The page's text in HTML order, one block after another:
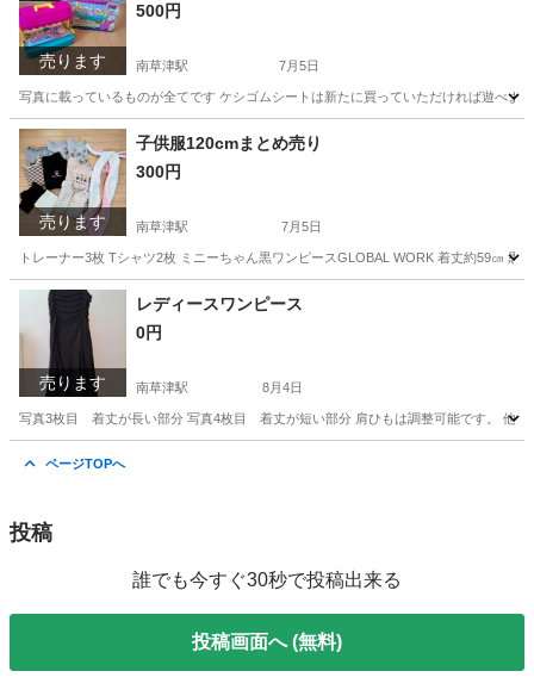
売ります
500円
南草津駅 7月5日
写真に載っているものが全てです ケシゴムシートは新たに買っていただければ遊べ
滋賀 草津市 南草津駅 おもちゃ シート
売ります
子供服120cmまとめ売り
300円
南草津駅 7月5日
トレーナー3枚 Tシャツ2枚 ミニーちゃん黒ワンピースGLOBAL WORK 着丈約59㎝
滋賀 草津市 南草津駅 キッズ用品
売ります
レディースワンピース
0円
南草津駅 8月4日
写真3枚目 着丈が長い部分 写真4枚目 着丈が短い部分 肩ひもは調整可能です。 他に
ページTOPへ
投稿
誰でも今すぐ30秒で投稿出来る
投稿画面へ (無料)